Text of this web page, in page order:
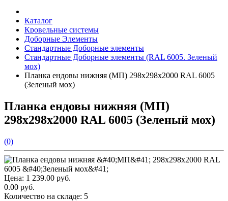
Каталог
Кровельные системы
Доборные Элементы
Стандартные Доборные элементы
Стандартные Доборные элементы (RAL 6005. Зеленый
мох)
Планка ендовы нижняя (МП) 298х298х2000 RAL 6005
(Зеленый мох)
Планка ендовы нижняя (МП)
298х298х2000 RAL 6005 (Зеленый мох)
(0)
Цена: 1 239.00 руб.
0.00 руб.
Количество на складе: 5